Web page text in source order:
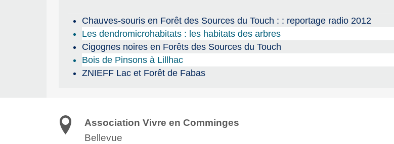
Chauves-souris en Forêt des Sources du Touch : : reportage radio 2012
Les dendromicrohabitats : les habitats des arbres
Cigognes noires en Forêts des Sources du Touch
Bois de Pinsons à Lillhac
ZNIEFF Lac et Forêt de Fabas
Association Vivre en Comminges
Bellevue